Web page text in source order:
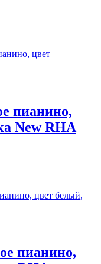
пианино,
New RHA
пианино,